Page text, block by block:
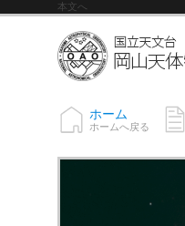
本文へ
ホーム
ホームへ戻る